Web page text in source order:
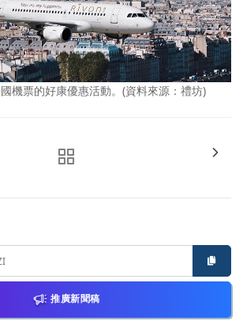
機票的好康優惠活動。(資料來源：禮坊)
推廣新聞稿